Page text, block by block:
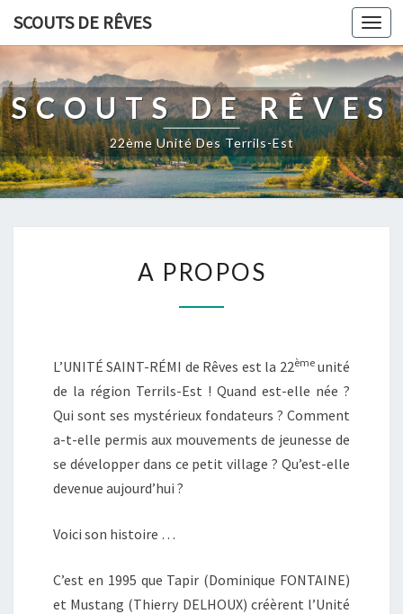
SCOUTS DE RÊVES
SCOUTS DE RÊVES
22ème Unité Des Terrils-Est
P
O
S
A PROPOS
L’UNITÉ SAINT-RÉMI de Rêves est la 22èmeunité
de la région Terrils-Est ! Quand est-elle née ?
Qui sont ses mystérieux fondateurs ? Comment
a-t-elle permis aux mouvements de jeunesse de
se développer dans ce petit village ? Qu’est-elle
devenue aujourd’hui ?
Voici son histoire …
C’est en 1995 que Tapir (Dominique FONTAINE)
et Mustang (Thierry DELHOUX) créèrent l’Unité